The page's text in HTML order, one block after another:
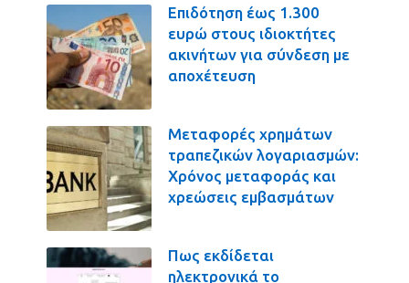
Επιδότηση έως 1.300
ευρώ στους ιδιοκτήτες
ακινήτων για σύνδεση με
αποχέτευση
Μεταφορές χρημάτων
τραπεζικών λογαριασμών:
Χρόνος μεταφοράς και
χρεώσεις εμβασμάτων
Πως εκδίδεται
ηλεκτρονικά το